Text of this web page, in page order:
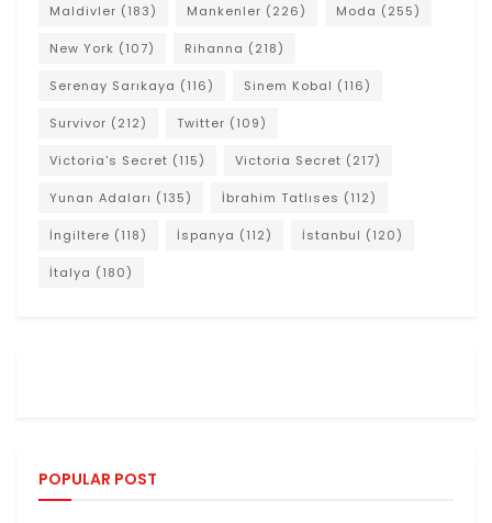
Maldivler (183) Mankenler (226) Moda (255)
New York (107) Rihanna (218)
Serenay Sarıkaya (116) Sinem Kobal (116)
Survivor (212) Twitter (109)
Victoria's Secret (115) Victoria Secret (217)
Yunan Adaları (135) İbrahim Tatlıses (112)
İngiltere (118) İspanya (112) İstanbul (120)
İtalya (180)
POPULAR POST